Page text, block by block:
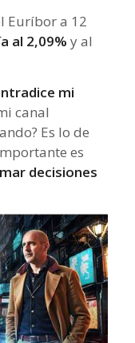
Euríbor a 12
al 2,09% y al
mi
canal
Es lo de
es
decisiones